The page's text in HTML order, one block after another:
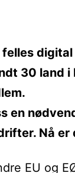
30 land i
en
Nå
EU og